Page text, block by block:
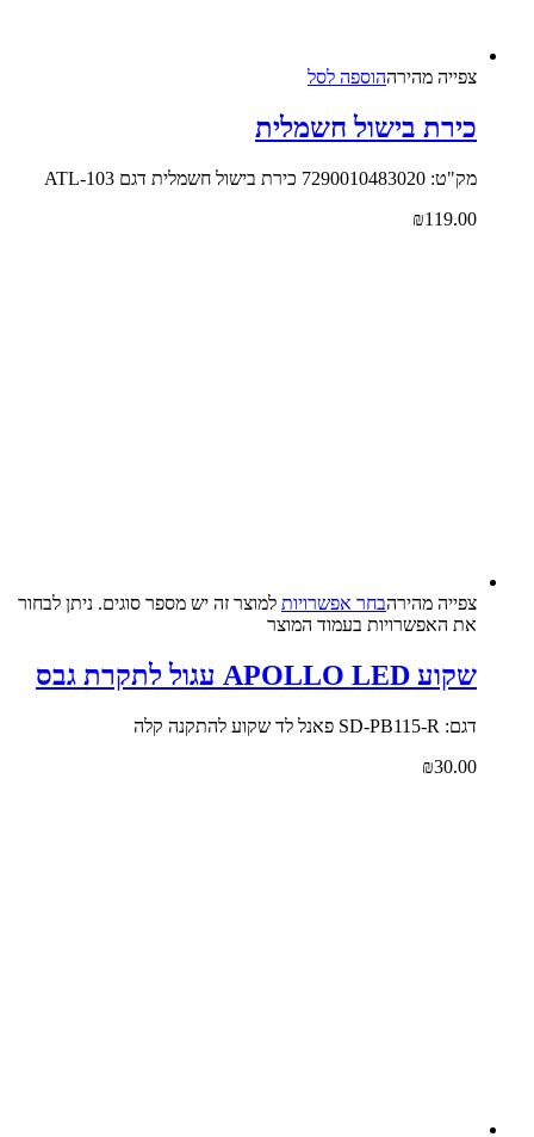
צפייה‬ ‫מהירה‬הוספה לסל
כירת בישול חשמלית
מק"ט: 7290010483020 כירת בישול חשמלית דגם ATL-103
₪119.00
צפייה‬ ‫מהירה‬בחר אפשרויות למוצר זה יש מספר סוגים. ניתן לבחור
את האפשרויות בעמוד המוצר
שקוע APOLLO LED עגול לתקרת גבס
דגם: SD-PB115-R פאנל לד שקוע להתקנה קלה
₪30.00